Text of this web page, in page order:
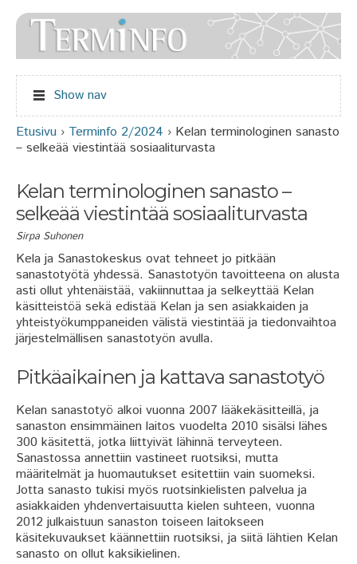
Jump to navigation
Show nav
Olet täällä
Etusivu › Terminfo 2/2024 › Kelan terminologinen sanasto
– selkeää viestintää sosiaaliturvasta
Kelan terminologinen sanasto –
selkeää viestintää sosiaaliturvasta
Sirpa Suhonen
Kela ja Sanastokeskus ovat tehneet jo pitkään
sanastotyötä yhdessä. Sanastotyön tavoitteena on alusta
asti ollut yhtenäistää, vakiinnuttaa ja selkeyttää Kelan
käsitteistöä sekä edistää Kelan ja sen asiakkaiden ja
yhteistyökumppaneiden välistä viestintää ja tiedonvaihtoa
järjestelmällisen sanastotyön avulla.
Pitkäaikainen ja kattava sanastotyö
Kelan sanastotyö alkoi vuonna 2007 lääkekäsitteillä, ja
sanaston ensimmäinen laitos vuodelta 2010 sisälsi lähes
300 käsitettä, jotka liittyivät lähinnä terveyteen.
Sanastossa annettiin vastineet ruotsiksi, mutta
määritelmät ja huomautukset esitettiin vain suomeksi.
Jotta sanasto tukisi myös ruotsinkielisten palvelua ja
asiakkaiden yhdenvertaisuutta kielen suhteen, vuonna
2012 julkaistuun sanaston toiseen laitokseen
käsitekuvaukset käännettiin ruotsiksi, ja siitä lähtien Kelan
sanasto on ollut kaksikielinen.